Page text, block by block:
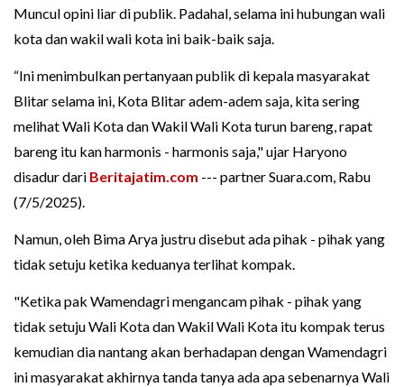
Muncul opini liar di publik. Padahal, selama ini hubungan wali
kota dan wakil wali kota ini baik-baik saja.
“Ini menimbulkan pertanyaan publik di kepala masyarakat
Blitar selama ini, Kota Blitar adem-adem saja, kita sering
melihat Wali Kota dan Wakil Wali Kota turun bareng, rapat
bareng itu kan harmonis - harmonis saja," ujar Haryono
disadur dari Beritajatim.com --- partner Suara.com, Rabu
(7/5/2025).
Namun, oleh Bima Arya justru disebut ada pihak - pihak yang
tidak setuju ketika keduanya terlihat kompak.
"Ketika pak Wamendagri mengancam pihak - pihak yang
tidak setuju Wali Kota dan Wakil Wali Kota itu kompak terus
kemudian dia nantang akan berhadapan dengan Wamendagri
ini masyarakat akhirnya tanda tanya ada apa sebenarnya Wali